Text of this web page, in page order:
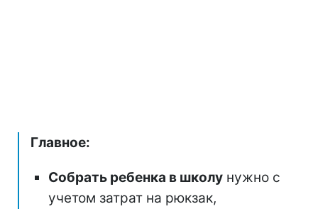
Главное:
Собрать ребенка в школу нужно с
учетом затрат на рюкзак,